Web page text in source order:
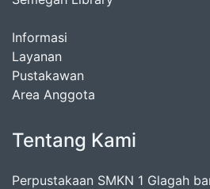
Informasi
Layanan
Pustakawan
Area Anggota
Tentang Kami
Perpustakaan SMKN 1 Glagah